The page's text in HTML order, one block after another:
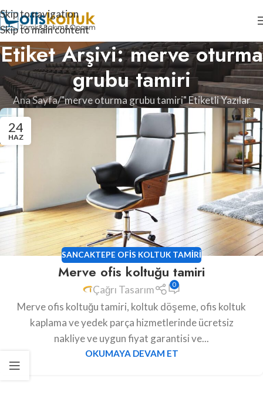
Skip to navigation
Skip to main content
Etiket Arşivi: merve oturma
grubu tamiri
Ana Sayfa "merve oturma grubu tamiri" Etiketli Yazılar
24
HAZ
SANCAKTEPE OFIS KOLTUK TAMIRI
Merve ofis koltuğu tamiri
Çağrı Tasarım 0
Merve ofis koltuğu tamiri, koltuk döşeme, ofis koltuk
kaplama ve yedek parça hizmetlerinde ücretsiz
nakliye ve uygun fiyat garantisi ve...
OKUMAYA DEVAM ET